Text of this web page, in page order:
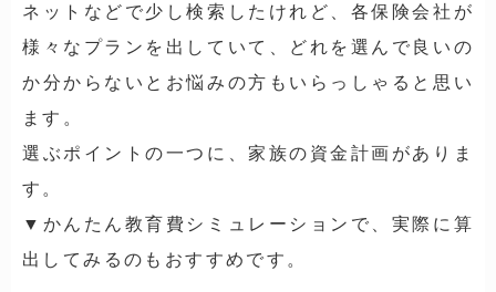
ネットなどで少し検索したけれど、各保険会社が
様々なプランを出していて、どれを選んで良いの
か分からないとお悩みの方もいらっしゃると思い
ます。
選ぶポイントの一つに、家族の資金計画がありま
す。
▼かんたん教育費シミュレーションで、実際に算
出してみるのもおすすめです。